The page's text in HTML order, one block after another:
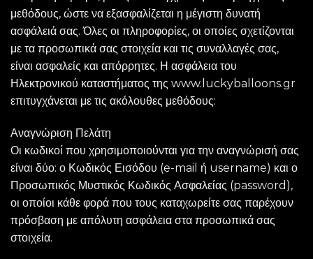
μεθόδους, ώστε να εξασφαλίζεται η μέγιστη δυνατή
ασφάλειά σας. Όλες οι πληροφορίες, οι οποίες σχετίζονται
με τα προσωπικά σας στοιχεία και τις συναλλαγές σας,
είναι ασφαλείς και απόρρητες. Η ασφάλεια του
Ηλεκτρονικού καταστήματος της www.luckyballoons.gr
επιτυγχάνεται με τις ακόλουθες μεθόδους:
Αναγνώριση Πελάτη
Οι κωδικοί που χρησιμοποιούνται για την αναγνώρισή σας
είναι δύο: ο Κωδικός Εισόδου (e-mail ή username) και ο
Προσωπικός Μυστικός Κωδικός Ασφαλείας (password),
οι οποίοι κάθε φορά που τους καταχωρείτε σας παρέχουν
πρόσβαση με απόλυτη ασφάλεια στα προσωπικά σας
στοιχεία.